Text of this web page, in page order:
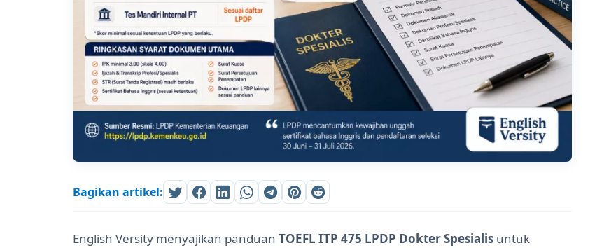
Bagikan artikel:
English Versity menyajikan panduan TOEFL ITP 475 LPDP Dokter Spesialis untuk